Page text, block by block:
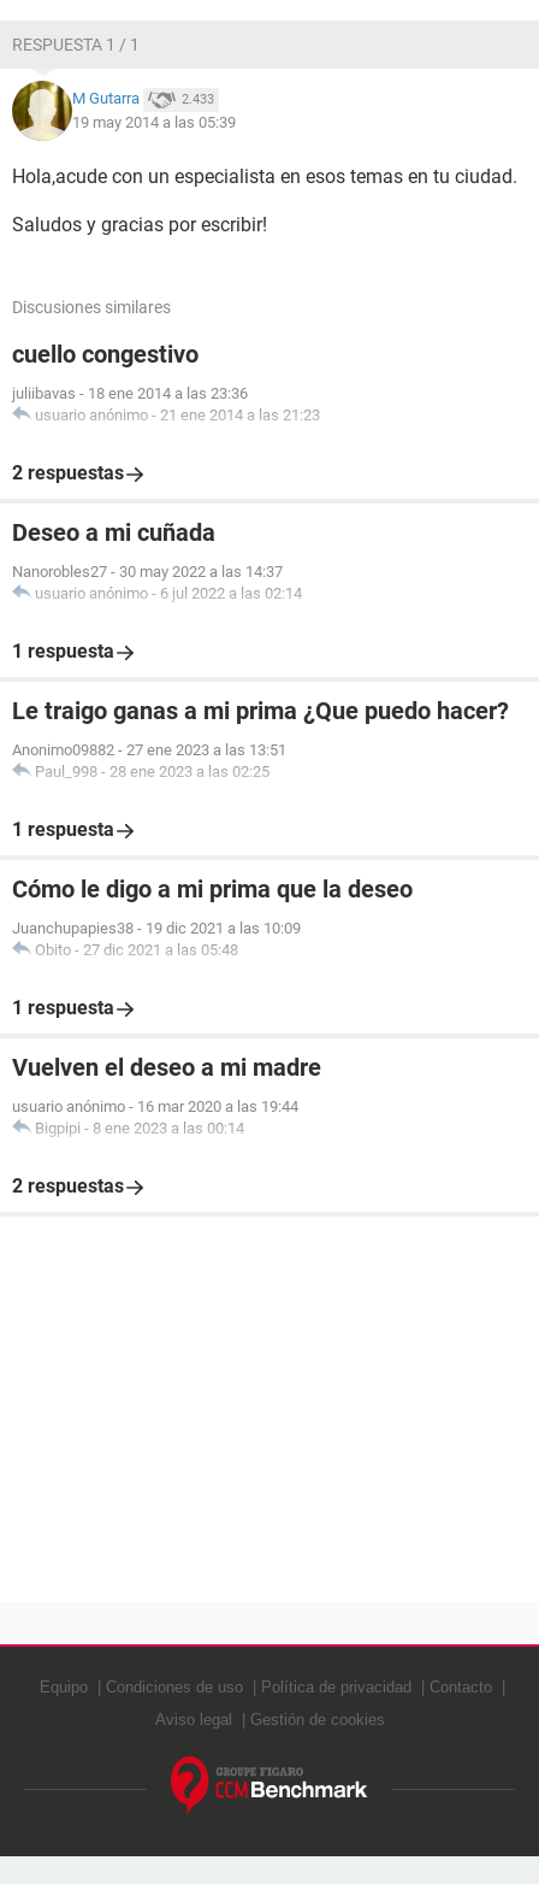
RESPUESTA 1 / 1
M Gutarra 2.433
19 may 2014 a las 05:39
Hola,acude con un especialista en esos temas en tu ciudad.
Saludos y gracias por escribir!
Discusiones similares
cuello congestivo
juliibavas - 18 ene 2014 a las 23:36
usuario anónimo - 21 ene 2014 a las 21:23
2 respuestas
Deseo a mi cuñada
Nanorobles27 - 30 may 2022 a las 14:37
usuario anónimo - 6 jul 2022 a las 02:14
1 respuesta
Le traigo ganas a mi prima ¿Que puedo hacer?
Anonimo09882 - 27 ene 2023 a las 13:51
Paul_998 - 28 ene 2023 a las 02:25
1 respuesta
Cómo le digo a mi prima que la deseo
Juanchupapies38 - 19 dic 2021 a las 10:09
Obito - 27 dic 2021 a las 05:48
1 respuesta
Vuelven el deseo a mi madre
usuario anónimo - 16 mar 2020 a las 19:44
Bigpipi - 8 ene 2023 a las 00:14
2 respuestas
Equipo Condiciones de uso Política de privacidad
Contacto
Aviso legal
Gestión de cookies